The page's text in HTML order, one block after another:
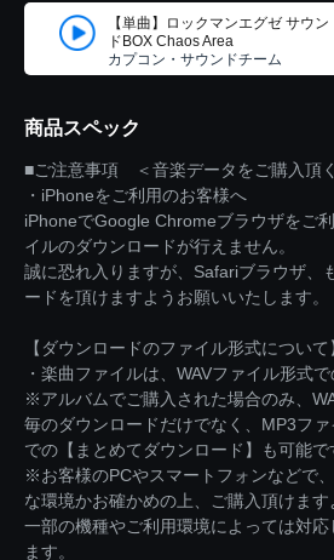
【単曲】ロックマンエグゼ サウン
ドBOX Chaos Area
カプコン・サウンドチーム
商品スペック
■ご注意事項 ＜音楽データをご購入頂
・iPhoneをご利用のお客様へ
iPhoneでGoogle Chromeブラウザをご
イルのダウンロードが行えません。
誠に恐れ入りますが、Safariブラウザ、
ードを頂けますようお願いいたします。
【ダウンロードのファイル形式について
・楽曲ファイルは、WAVファイル形式
※アルバムでご購入された場合のみ、
毎のダウンロードだけでなく、MP3フ
での【まとめてダウンロード】も可能で
※お客様のPCやスマートフォンなどで
な環境かお確かめの上、ご購入頂けます
一部の機種やご利用環境によっては対
ます。